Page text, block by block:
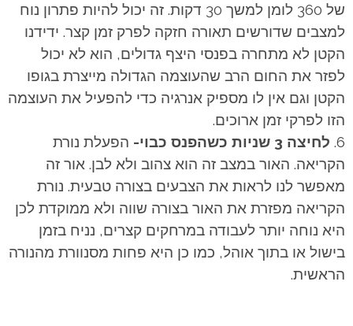
של 360 לומן למשך 30 דקות. זה יכול להיות פתרון נוח
למצבים שדורשים תאורה חזקה לפרק זמן קצר. ידידנו
הקטן לא מתחרה בפנסי היצף גדולים, הוא לא יכול
לפזר את החום הרב שהעוצמה הגדולה מייצרת בגופו
הקטן וגם אין לו מספיק אנרגיה כדי להפעיל את העוצמה
הזו לפרקי זמן ארוכים.
לחיצה 3 שניות כשהפנס כבוי-
הפעלת נורת
הקריאה. האור במצב זה הוא צהוב ולא לבן. אור זה
מאפשר לנו לראות את הצבעים בצורה טבעית. נורת
הקריאה מפזרת את האור בצורה שווה ולא ממוקדת לכן
היא נוחה יותר לעבודה במרחקים קצרים, נניח בזמן
בישול או בתוך אוהל, כמו כן היא פחות מסנוורת מהנורה
הראשית.